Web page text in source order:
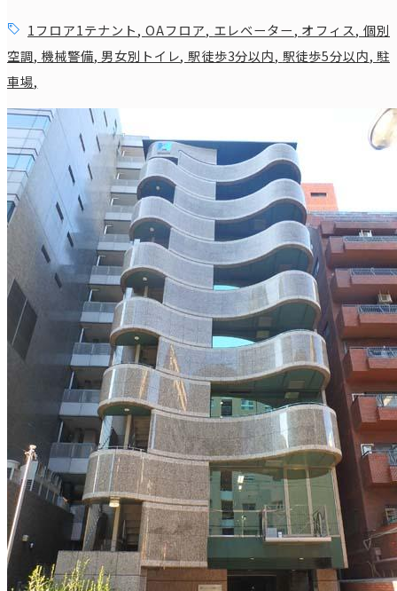
1フロア1テナント,OAフロア, エレベーター, オフィス, 個別
空調, 機械警備,男女別トイレ, 駅徒歩3分以内, 駅徒歩5分以内,駐
車場,